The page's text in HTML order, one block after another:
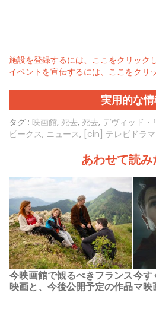
施設を登録するには、ここをクリック
イベントを宣伝するには、ここをクリ
実用的な
タグ : 映画館, 死去, 死去, デヴィッド・
ピークス, ニュース, [cin] テレビドラ
あわせて読み
今映画館で観るべきフランス
映画と、今後公開予定の作品
今す
マ映